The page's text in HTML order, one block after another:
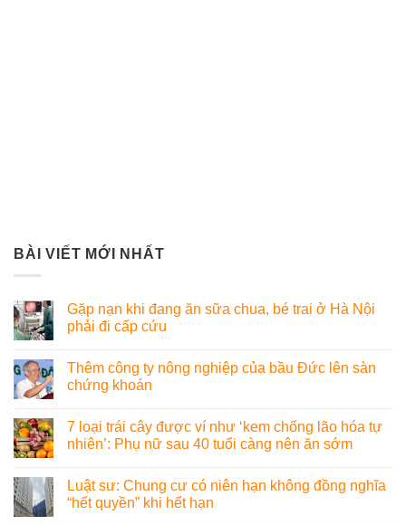
BÀI VIẾT MỚI NHẤT
Gặp nạn khi đang ăn sữa chua, bé trai ở Hà Nội
phải đi cấp cứu
Thêm công ty nông nghiệp của bầu Đức lên sàn
chứng khoán
7 loại trái cây được ví như ‘kem chống lão hóa tự
nhiên’: Phụ nữ sau 40 tuổi càng nên ăn sớm
Luật sư: Chung cư có niên hạn không đồng nghĩa
“hết quyền” khi hết hạn